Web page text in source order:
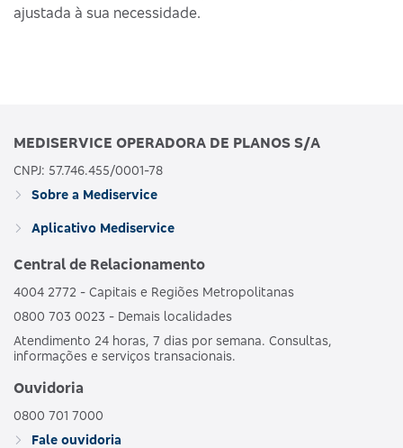
ajustada à sua necessidade.
MEDISERVICE OPERADORA DE PLANOS S/A
CNPJ: 57.746.455/0001-78
Sobre a Mediservice
Aplicativo Mediservice
Central de Relacionamento
4004 2772 - Capitais e Regiões Metropolitanas
0800 703 0023 - Demais localidades
Atendimento 24 horas, 7 dias por semana. Consultas,
informações e serviços transacionais.
Ouvidoria
0800 701 7000
Fale ouvidoria